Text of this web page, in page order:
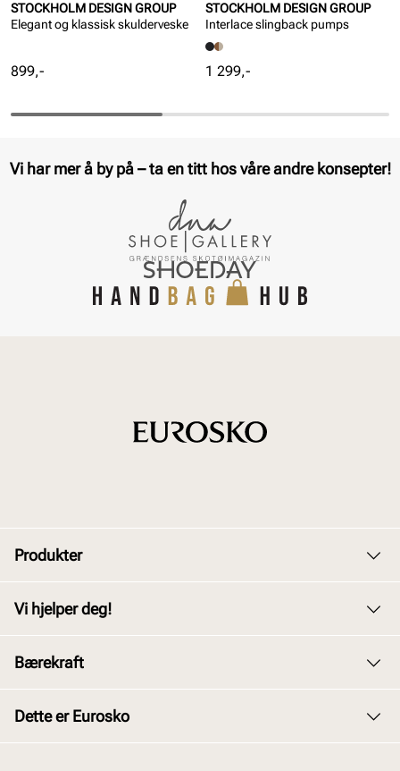
STOCKHOLM DESIGN GROUP
Elegant og klassisk skulderveske
Pris
899,-
STOCKHOLM DESIGN GROUP
Interlace slingback pumps
Pris
1 299,-
Vi har mer å by på – ta en titt hos våre andre konsepter!
Produkter
Barn
Vi hjelper deg!
Kjøpsbetingelser
Bærekraft
Dette er Eurosko